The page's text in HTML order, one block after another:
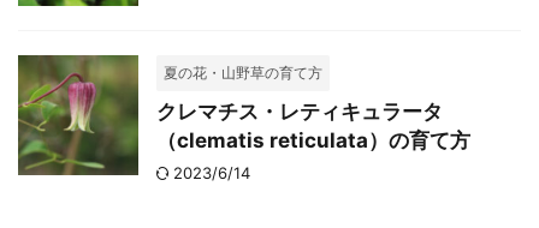
夏の花・山野草の育て方
クレマチス・レティキュラータ
（clematis reticulata）の育て方
2023/6/14